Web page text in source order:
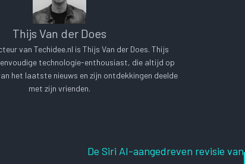
Thijs Van der Does
van Techidee.nl is Thijs Van der Does. Thijs
technologie-enthousiast, die altijd op
het laatste nieuws en zijn ontdekkingen deelde
met zijn vrienden.
De Siri AI-aangedreven revisie van